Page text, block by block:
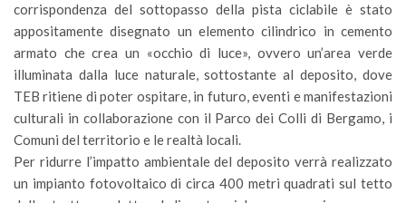
corrispondenza del sottopasso della pista ciclabile è stato
appositamente disegnato un elemento cilindrico in cemento
armato che crea un «occhio di luce», ovvero un’area verde
illuminata dalla luce naturale, sottostante al deposito, dove
TEB ritiene di poter ospitare, in futuro, eventi e manifestazioni
culturali in collaborazione con il Parco dei Colli di Bergamo, i
Comuni del territorio e le realtà locali.
Per ridurre l’impatto ambientale del deposito verrà realizzato
un impianto fotovoltaico di circa 400 metri quadrati sul tetto